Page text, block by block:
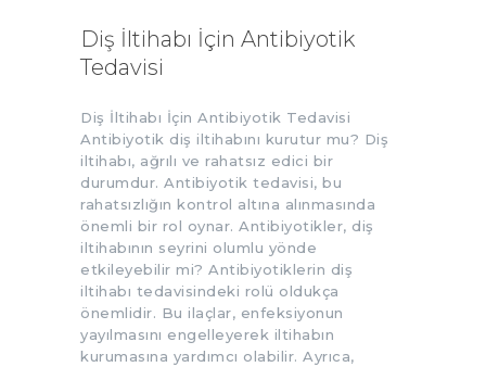
Diş İltihabı İçin Antibiyotik
Tedavisi
Diş İltihabı İçin Antibiyotik Tedavisi
Antibiyotik diş iltihabını kurutur mu? Diş
iltihabı, ağrılı ve rahatsız edici bir
durumdur. Antibiyotik tedavisi, bu
rahatsızlığın kontrol altına alınmasında
önemli bir rol oynar. Antibiyotikler, diş
iltihabının seyrini olumlu yönde
etkileyebilir mi? Antibiyotiklerin diş
iltihabı tedavisindeki rolü oldukça
önemlidir. Bu ilaçlar, enfeksiyonun
yayılmasını engelleyerek iltihabın
kurumasına yardımcı olabilir. Ayrıca,